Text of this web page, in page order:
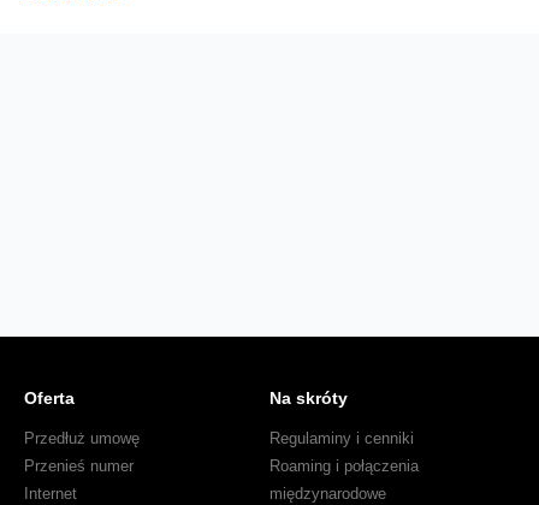
Oferta
Przedłuż umowę
Przenieś numer
Internet
Na skróty
Regulaminy i cenniki
Roaming i połączenia
międzynarodowe